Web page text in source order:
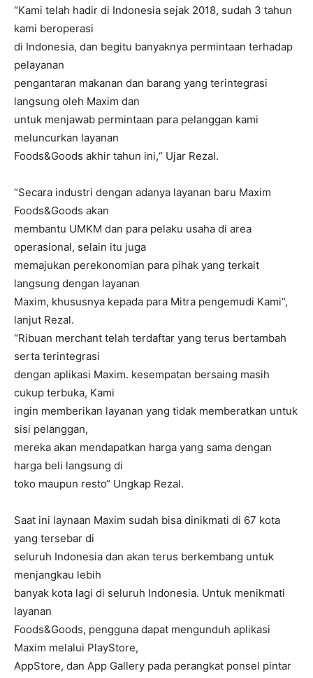
“Kami telah hadir di Indonesia sejak 2018, sudah 3 tahun
kami beroperasi
di Indonesia, dan begitu banyaknya permintaan terhadap
pelayanan
pengantaran makanan dan barang yang terintegrasi
langsung oleh Maxim dan
untuk menjawab permintaan para pelanggan kami
meluncurkan layanan
Foods&Goods akhir tahun ini,“ Ujar Rezal.
“Secara industri dengan adanya layanan baru Maxim
Foods&Goods akan
membantu UMKM dan para pelaku usaha di area
operasional, selain itu juga
memajukan perekonomian para pihak yang terkait
langsung dengan layanan
Maxim, khususnya kepada para Mitra pengemudi Kami“,
lanjut Rezal.
“Ribuan merchant telah terdaftar yang terus bertambah
serta terintegrasi
dengan aplikasi Maxim. kesempatan bersaing masih
cukup terbuka, Kami
ingin memberikan layanan yang tidak memberatkan untuk
sisi pelanggan,
mereka akan mendapatkan harga yang sama dengan
harga beli langsung di
toko maupun resto“ Ungkap Rezal.
Saat ini laynaan Maxim sudah bisa dinikmati di 67 kota
yang tersebar di
seluruh Indonesia dan akan terus berkembang untuk
menjangkau lebih
banyak kota lagi di seluruh Indonesia. Untuk menikmati
layanan
Foods&Goods, pengguna dapat mengunduh aplikasi
Maxim melalui PlayStore,
AppStore, dan App Gallery pada perangkat ponsel pintar